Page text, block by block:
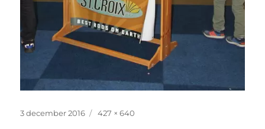
Geplaatst
3 december 2016
Volledige
427 × 640